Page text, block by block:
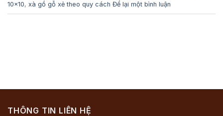
10x10, xà gồ gỗ xẻ theo quy cách Để lại một bình luận
THÔNG TIN LIÊN HỆ